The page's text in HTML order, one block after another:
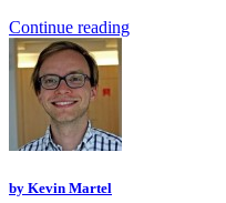
Continue reading
by Kevin Martel